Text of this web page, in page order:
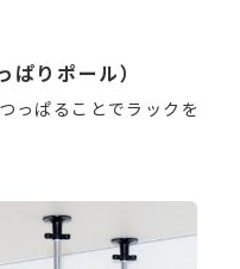
りポール）
っぱることでラックを